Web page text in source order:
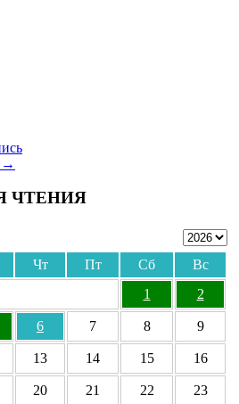
→
ЧТЕНИЯ
Чт Пт Сб
Вс
1
2
6 7 8 9
13 14 15 16
20 21 22 23